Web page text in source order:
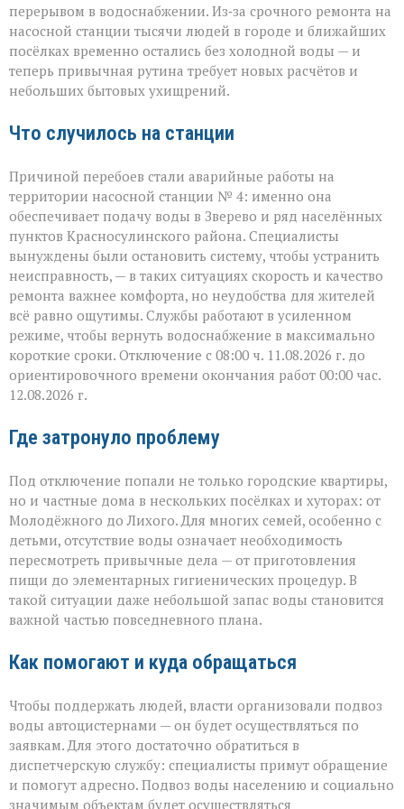
сюда:
в
Зверево
и
окрестностях —
перерывом в водоснабжении. Из‑за срочного ремонта на
насосной станции тысячи людей в городе и ближайших
посёлках временно остались без холодной воды — и
теперь привычная рутина требует новых расчётов и
небольших бытовых ухищрений.
Что случилось на станции
Причиной перебоев стали аварийные работы на
территории насосной станции № 4: именно она
обеспечивает подачу воды в Зверево и ряд населённых
пунктов Красносулинского района. Специалисты
вынуждены были остановить систему, чтобы устранить
неисправность, — в таких ситуациях скорость и качество
ремонта важнее комфорта, но неудобства для жителей
всё равно ощутимы. Службы работают в усиленном
режиме, чтобы вернуть водоснабжение в максимально
короткие сроки. Отключение с 08:00 ч. 11.08.2026 г. до
ориентировочного времени окончания работ 00:00 час.
12.08.2026 г.
Где затронуло проблему
Под отключение попали не только городские квартиры,
но и частные дома в нескольких посёлках и хуторах: от
Молодёжного до Лихого. Для многих семей, особенно с
детьми, отсутствие воды означает необходимость
пересмотреть привычные дела — от приготовления
пищи до элементарных гигиенических процедур. В
такой ситуации даже небольшой запас воды становится
важной частью повседневного плана.
Как помогают и куда обращаться
Чтобы поддержать людей, власти организовали подвоз
воды автоцистернами — он будет осуществляться по
заявкам. Для этого достаточно обратиться в
диспетчерскую службу: специалисты примут обращение
и помогут адресно. Подвоз воды населению и социально
значимым объектам будет осуществляться